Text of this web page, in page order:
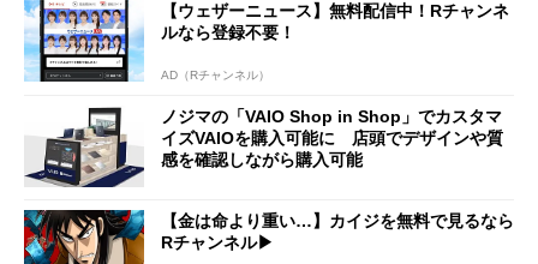
【ウェザーニュース】無料配信中！Rチャンネ
ルなら登録不要！
AD（Rチャンネル）
ノジマの「VAIO Shop in Shop」でカスタマ
イズVAIOを購入可能に 店頭でデザインや質
感を確認しながら購入可能
【金は命より重い…】カイジを無料で見るなら
Rチャンネル▶︎